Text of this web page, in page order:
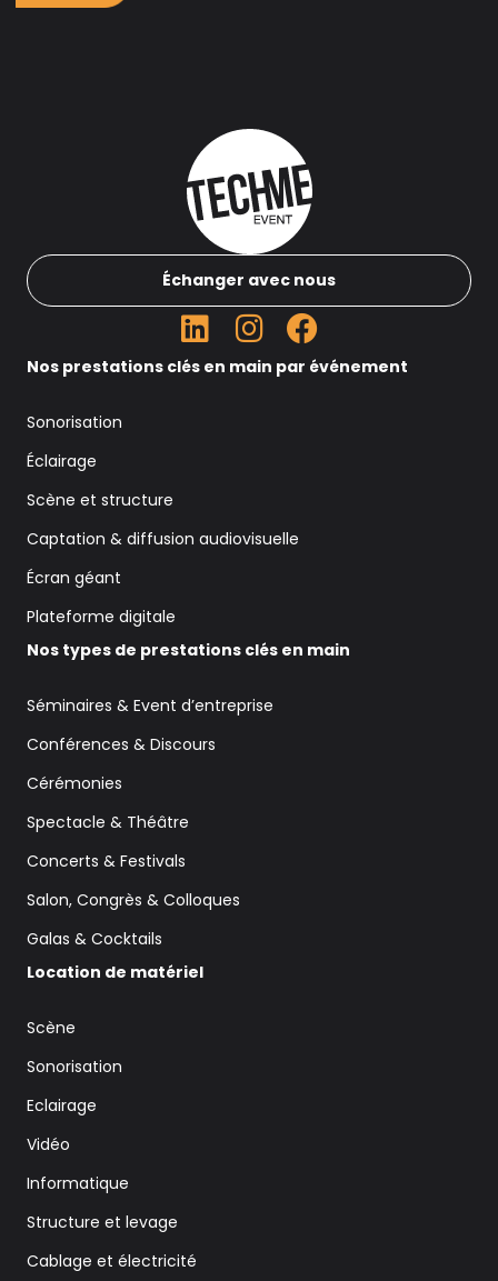
Échanger avec nous
Nos prestations clés en main par événement
Sonorisation
Éclairage
Scène et structure
Captation & diffusion audiovisuelle
Écran géant
Plateforme digitale
Nos types de prestations clés en main
Séminaires & Event d’entreprise
Conférences & Discours
Cérémonies
Spectacle & Théâtre
Concerts & Festivals
Salon, Congrès & Colloques
Galas & Cocktails
Location de matériel
Scène
Sonorisation
Eclairage
Vidéo
Informatique
Structure et levage
Cablage et électricité